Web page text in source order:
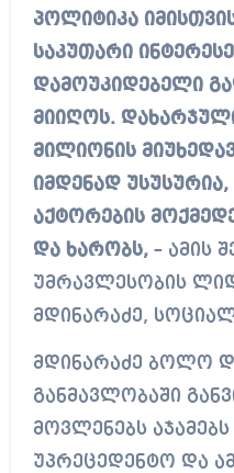
პოლიტიკა
საკუთარი
დამოუკიდებელი
მიიღოს.
მილიონის
იმდენად
აქტორების
და ხარობს,– ამის
უმრავლესობის
მდინარაძე,
მდინარაძე ბოლო
განმავლობაში
მოვლენებს
უპრეცედენტო და